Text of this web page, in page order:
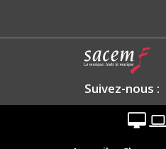
Suivez-nous :